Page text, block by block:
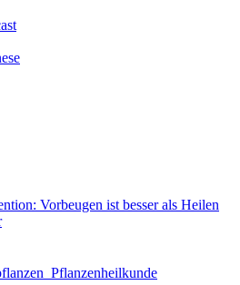
Vorbeugen ist besser als Heilen
 Pflanzenheilkunde